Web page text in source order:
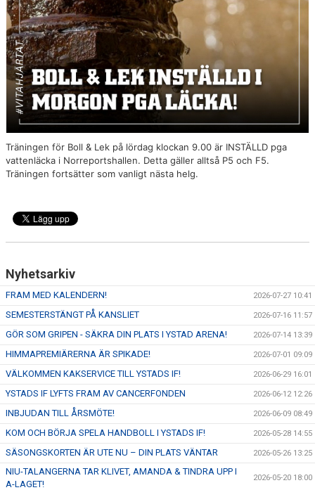
Träningen för Boll & Lek på lördag klockan 9.00 är INSTÄLLD pga
vattenläcka i Norreportshallen. Detta gäller alltså P5 och F5.
Träningen fortsätter som vanligt nästa helg.
Nyhetsarkiv
FRAM MED KALENDERN! 2026-07-27 10:41
SEMESTERSTÄNGT PÅ KANSLIET 2026-07-16 11:57
GÖR SOM GRIPEN - SÄKRA DIN PLATS I YSTAD ARENA! 2026-07-14 13:39
HIMMAPREMIÄRERNA ÄR SPIKADE! 2026-07-01 09:09
VÄLKOMMEN KAKSERVICE TILL YSTADS IF! 2026-06-29 16:01
YSTADS IF LYFTS FRAM AV CANCERFONDEN 2026-06-12 12:26
INBJUDAN TILL ÅRSMÖTE! 2026-06-09 08:49
KOM OCH BÖRJA SPELA HANDBOLL I YSTADS IF! 2026-05-28 14:55
SÄSONGSKORTEN ÄR UTE NU – DIN PLATS VÄNTAR 2026-05-26 13:25
NIU-TALANGERNA TAR KLIVET, AMANDA & TINDRA UPP I
A-LAGET!
2026-05-20 18:00